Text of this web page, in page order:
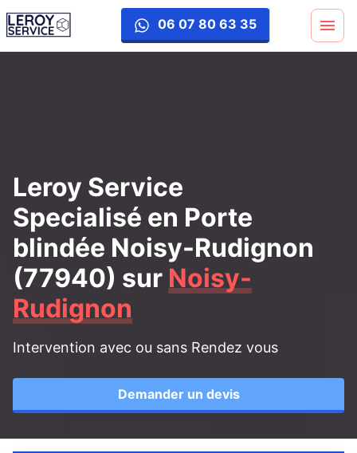
06 07 80 63 35
porte-blinde
Leroy Service
Specialisé en Porte
blindée Noisy-Rudignon
(77940) sur Noisy-
Rudignon
Intervention avec ou sans Rendez vous
Demander un devis